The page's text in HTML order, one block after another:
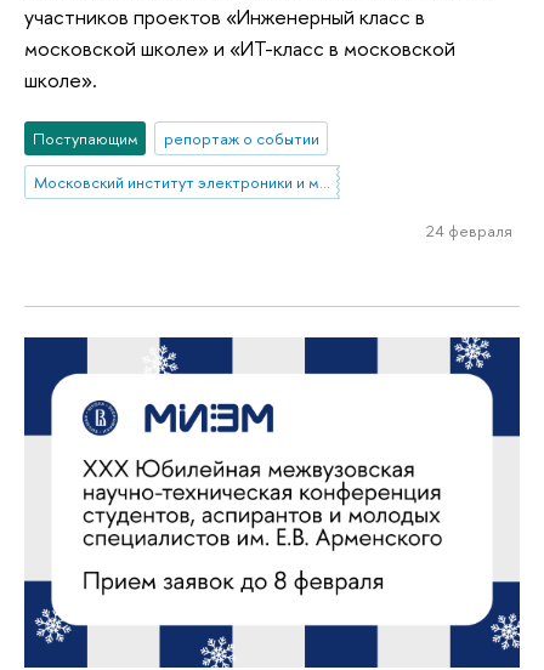
участников проектов «Инженерный класс в
московской школе» и «ИТ-класс в московской
школе».
Поступающим
репортаж о событии
Московский институт электроники и математики им. А.Н. Тихонова
24 февраля